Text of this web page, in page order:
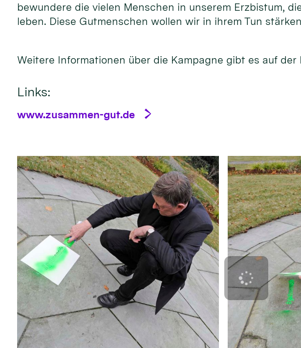
bewundere die vielen Menschen in unserem Erzbistum,
leben. Diese Gutmenschen wollen wir in ihrem Tun
Weitere Informationen über die Kampagne gibt es auf
Links:
www.zusammen-gut.de